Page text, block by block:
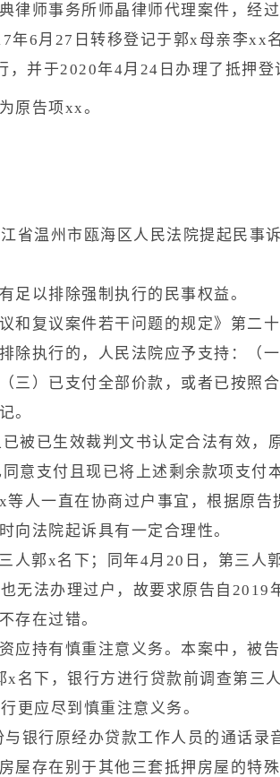
律师事务所师晶律师代理案件，经
年6月27日转移登记于郭x母亲李xx
并于2020年4月24日办理了抵押登
原告项xx。
省温州市瓯海区人民法院提起民事诉
足以排除强制执行的民事权益。
和复议案件若干问题的规定》第
除执行的，人民法院应予支持：（
三）已支付全部价款，或者已按照
。
被已生效裁判文书认定合法有效
意支付且现已将上述剩余款项支
人一直在协商过户事宜，根据原
向法院起诉具有一定合理性。
人郭x名下；同年4月20日，第三
无法办理过户，故要求原告自
存在过错。
应持有慎重注意义务。本案中，被
名下，银行方进行贷款前调查第三
更应尽到慎重注意义务。
银行原经办贷款工作人员的通话
屋存在别于其他三套抵押房屋的特